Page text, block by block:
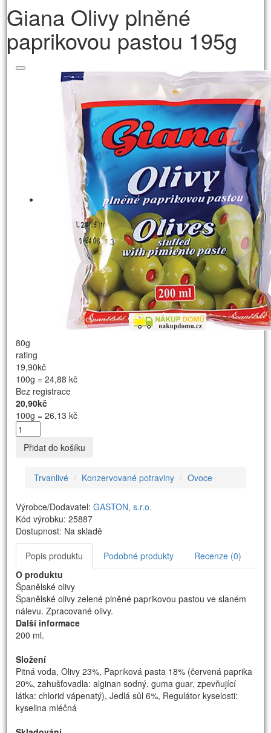
Giana Olivy plněné
paprikovou pastou 195g
80g
rating
19,90kč
100g = 24,88 kč
Bez registrace
20,90kč
100g = 26,13 kč
Přidat do košíku
Trvanlivé Konzervované potraviny Ovoce
Výrobce/Dodavatel: GASTON, s.r.o.
Kód výrobku: 25887
Dostupnost: Na skladě
Popis produktu Podobné produkty
Recenze (0)
O produktu
Španělské olivy
Španělské olivy zelené plněné paprikovou pastou ve slaném
nálevu. Zpracované olivy.
Další informace
200 ml.
Složení
Pitná voda, Olivy 23%, Papriková pasta 18% (červená paprika
20%, zahušťovadla: alginan sodný, guma guar, zpevňující
látka: chlorid vápenatý), Jedlá sůl 6%, Regulátor kyselosti:
kyselina mléčná